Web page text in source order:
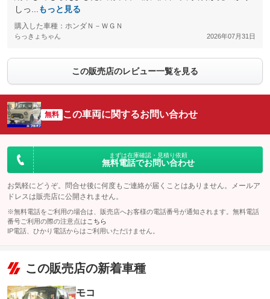
しっ...
もっと見る
購入した車種：ホンダＮ－ＷＧＮ
らっきょちゃん 2026年07月31日
この販売店のレビュー一覧を見る
無料 この車両に関するお問い合わせ
まずは在庫確認・見積り依頼
無料電話でお問い合わせ
お気軽にどうぞ。問合せ後に何度もご連絡が届くことはありません。メールア
ドレスは販売店に公開されません。
※無料電話をご利用の場合は、販売店へお客様の電話番号が通知されます。無料電話
番号ご利用の際の注意点は こちら
IP電話、ひかり電話からはご利用いただけません。
この販売店の新着車種
モコ